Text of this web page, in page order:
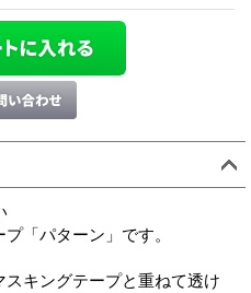
「パターン」です。
キングテープと重ねて透け